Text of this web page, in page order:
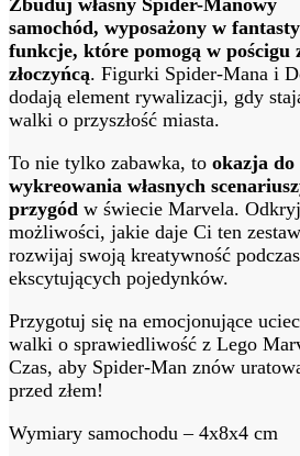
samochód, wyposażony w
funkcje, które pomogą w pościgu
złoczyńcą. Figurki Spider-Mana i
dodają element rywalizacji, gdy
walki o przyszłość miasta.
To nie tylko zabawka, to okazja do
wykreowania własnych
przygód w świecie Marvela. Odkryj
możliwości, jakie daje Ci ten
rozwijaj swoją kreatywność podczas
ekscytujących pojedynków.
Przygotuj się na emocjonujące
walki o sprawiedliwość z Lego
Czas, aby Spider-Man znów
przed złem!
Wymiary samochodu – 4x8x4 cm